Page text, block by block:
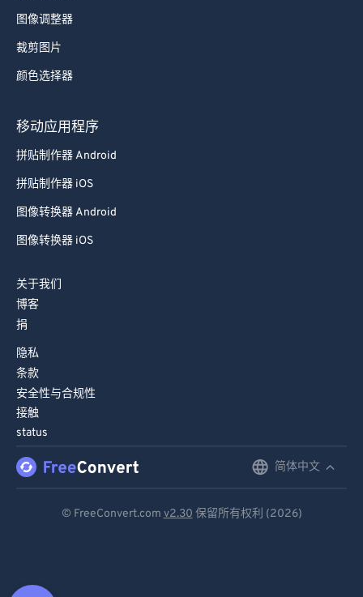
图像调整器
裁剪图片
颜色选择器
移动应用程序
拼贴制作器 Android
拼贴制作器 iOS
图像转换器 Android
图像转换器 iOS
关于我们
博客
捐
隐私
条款
安全性与合规性
接触
status
简体中文
© FreeConvert.com v2.30 保留所有权利 (2026)